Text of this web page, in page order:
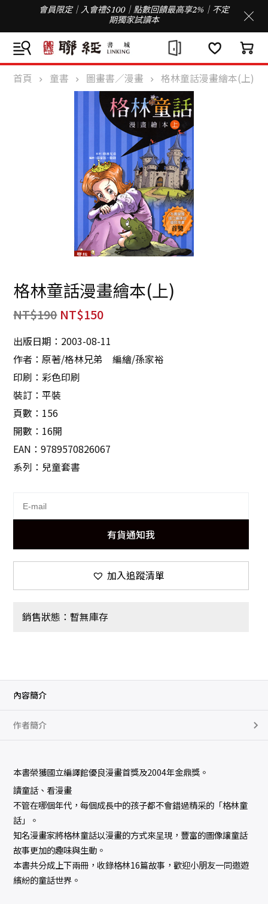
會員限定｜入會禮$100｜點數回饋最高享2%｜不定
期獨家試讀本
首頁 童書 圖畫書／漫畫 格林童話漫畫繪本(上)
格林童話漫畫繪本(上)
NT$190 NT$150
出版日期：2003-08-11
作者：原著/格林兄弟 編繪/孫家裕
印刷：彩色印刷
裝訂：平裝
頁數：156
開數：16開
EAN：9789570826067
系列：兒童套書
有貨通知我
加入追蹤清單
銷售狀態：暫無庫存
內容簡介
作者簡介
本書榮獲國立編譯館優良漫畫首獎及2004年金鼎獎。
讀童話、看漫畫
不管在哪個年代，每個成長中的孩子都不會錯過精采的「格林童
話」。
知名漫畫家將格林童話以漫畫的方式來呈現，豐富的圖像讓童話
故事更加的趣味與生動。
本書共分成上下兩冊，收錄格林16篇故事，歡迎小朋友一同遨遊
繽紛的童話世界。